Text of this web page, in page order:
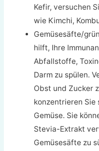
Kefir, versuchen
wie Kimchi,
Gemüsesäfte/
hilft, Ihre
Abfallstoffe,
Darm zu spülen.
Obst und Zucker
konzentrieren
Gemüse. Sie
Stevia-Extrakt
Gemüsesäfte zu